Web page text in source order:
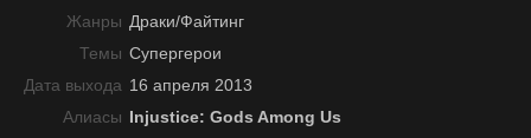
Жанры Драки/Файтинг
Темы Супергерои
Дата выхода 16 апреля 2013
Алиасы Injustice: Gods Among Us